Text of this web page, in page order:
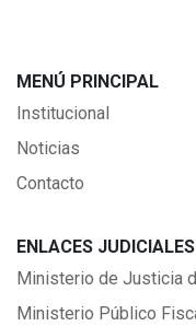
MENÚ PRINCIPAL
Institucional
Noticias
Contacto
ENLACES JUDICIALES
Ministerio de Justicia
Ministerio Público